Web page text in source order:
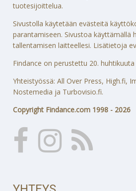
tuotesijoittelua.
Sivustolla käytetään evästeitä
parantamiseen. Sivustoa käyttämällä
tallentamisen laitteellesi. Lisätietoja
Findance on perustettu 20. huhtikuuta
Yhteistyössä: All Over Press, High.fi,
Nostemedia ja Turbovisio.fi.
Copyright Findance.com 1998 - 2026